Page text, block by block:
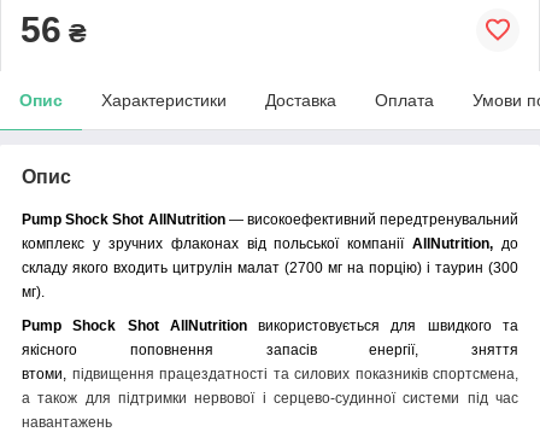
56 ₴
Опис Характеристики Доставка Оплата Умови
Опис
Pump Shock Shot AllNutrition — високоефективний передтренувальний
комплекс у зручних флаконах від польської компаніїAllNutrition, до
складу якого входить цитрулін малат (2700 мг на порцію) і таурин (300
мг).
Pump Shock Shot AllNutritionвикористовується для швидкого та
якісного поповнення запасів енергії, зняття
втоми,
підвищення працездатності та силових показників спортсмена,
а також для підтримки нервової і серцево-судинної системи під час
навантажень